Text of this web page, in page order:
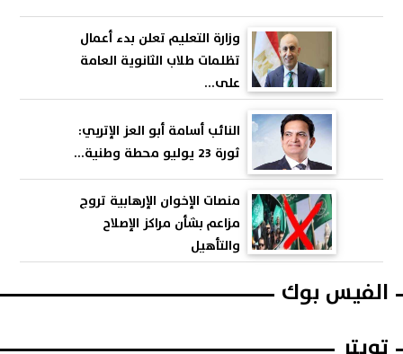
وزارة التعليم تعلن بدء أعمال
تظلمات طلاب الثانوية العامة
على...
النائب أسامة أبو العز الإتربي:
ثورة 23 يوليو محطة وطنية...
منصات الإخوان الإرهابية تروج
مزاعم بشأن مراكز الإصلاح
والتأهيل
الفيس بوك